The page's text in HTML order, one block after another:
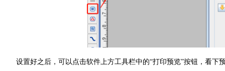
设置好之后，可以点击软件上方工具栏中的“打印预览”按钮，看下